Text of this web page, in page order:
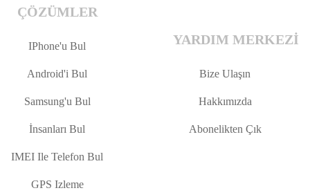
ÇÖZÜMLER
IPhone'u Bul
Android'i Bul
Samsung'u Bul
İnsanları Bul
IMEI Ile Telefon Bul
GPS Izleme
YARDIM MERKEZI
Bize Ulaşın
Hakkımızda
Abonelikten Çık